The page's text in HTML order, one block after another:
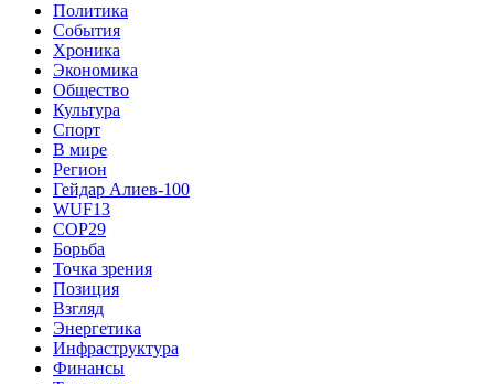
Политика
События
Хроника
Экономика
Общество
Культура
Спорт
В мире
Регион
Гейдар Алиев-100
WUF13
COP29
Борьба
Точка зрения
Позиция
Взгляд
Энергетика
Инфраструктура
Финансы